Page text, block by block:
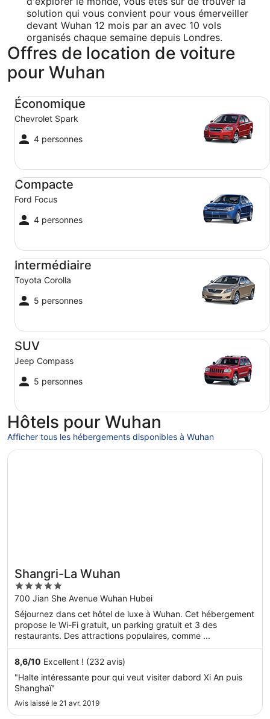
solution qui vous convient pour vous émerveiller
devant Wuhan 12 mois par an avec 10 vols
organisés chaque semaine depuis Londres.
Offres de location de voiture
pour Wuhan
Économique
Chevrolet Spark
4 personnes
Économique Chevrolet Spark
Compacte
Ford Focus
4 personnes
Compacte Ford Focus
Intermédiaire
Toyota Corolla
5 personnes
Intermédiaire Toyota Corolla
SUV
Jeep Compass
5 personnes
SUV Jeep Compass
Hôtels pour Wuhan
Afficher tous les hébergements disponibles à Wuhan
Shangri-La Wuhan
5
out
of
5
700 Jian She Avenue Wuhan Hubei
Séjournez dans cet hôtel de luxe à Wuhan. Cet hébergement
propose le Wi-Fi gratuit, un parking gratuit et 3 des
restaurants. Des attractions populaires, comme ...
8,6/10 Excellent ! (232 avis)
"Halte intéressante pour qui veut visiter dabord Xi An puis
Shanghaï"
Avis laissé le 21 avr. 2019
S’ouvre dans une nouvelle fenêtre
Shangri-La Wuhan